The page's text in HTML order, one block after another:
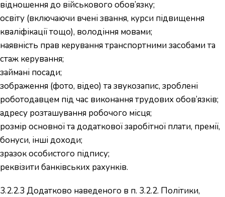
відношення до військового обов’язку;
освіту (включаючи вчені звання, курси підвищення
кваліфікації тощо), володіння мовами;
наявність прав керування транспортними засобами та
стаж керування;
займані посади;
зображення (фото, відео) та звукозапис, зроблені
роботодавцем під час виконання трудових обов’язків;
адресу розташування робочого місця;
розмір основної та додаткової заробітної плати, премії,
бонуси, інші доходи;
зразок особистого підпису;
реквізити банківських рахунків.
3.2.2.3 Додатково наведеного в п. 3.2.2. Політики,